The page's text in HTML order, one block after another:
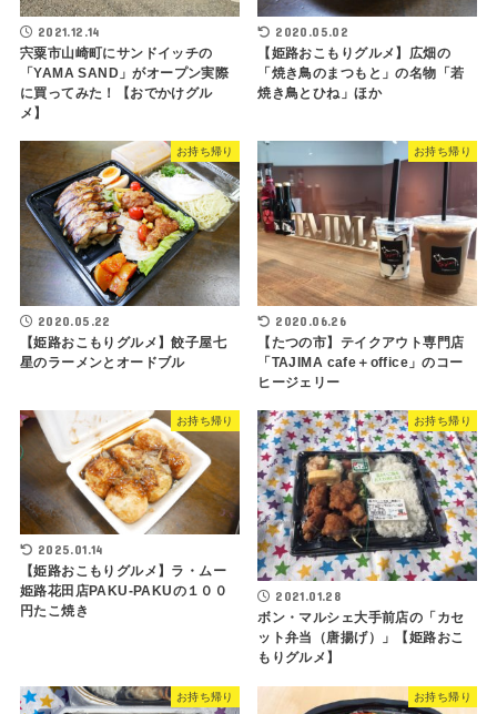
2021.12.14
宍粟市山崎町にサンドイッチの
「YAMA SAND」がオープン実際
に買ってみた！【おでかけグル
メ】
2020.05.02
【姫路おこもりグルメ】広畑の
「焼き鳥のまつもと」の名物「若
焼き鳥とひね」ほか
お持ち帰り
2020.05.22
【姫路おこもりグルメ】餃子屋七
星のラーメンとオードブル
お持ち帰り
2020.06.26
【たつの市】テイクアウト専門店
「TAJIMA cafe＋office」のコー
ヒージェリー
お持ち帰り
2025.01.14
【姫路おこもりグルメ】ラ・ムー
姫路花田店PAKU-PAKUの１００
円たこ焼き
お持ち帰り
2021.01.28
ボン・マルシェ大手前店の「カセ
ット弁当（唐揚げ）」【姫路おこ
もりグルメ】
お持ち帰り お持ち帰り